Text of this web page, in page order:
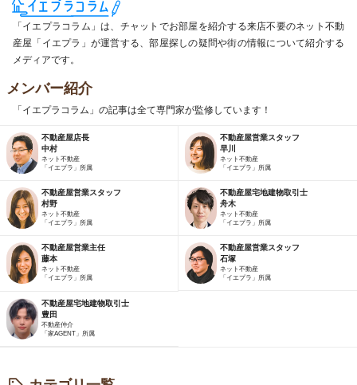
「イエプラコラム」は、チャットでお部屋を紹介する来店不要のネット不動
産屋「イエプラ」が運営する、部屋探しの疑問や街の情報について紹介する
メディアです。
メンバー紹介
「イエプラコラム」の記事は全て専門家が監修しています！
不動産屋店長
中村
ネット不動産
「イエプラ」所属
不動産屋営業スタッフ
早川
ネット不動産
「イエプラ」所属
不動産屋営業スタッフ
村野
ネット不動産
「イエプラ」所属
不動産屋宅地建物取引士
舟木
ネット不動産
「イエプラ」所属
不動産屋営業主任
藤本
ネット不動産
「イエプラ」所属
不動産屋営業スタッフ
石塚
ネット不動産
「イエプラ」所属
不動産屋宅地建物取引士
豊田
不動産仲介
「家AGENT」所属